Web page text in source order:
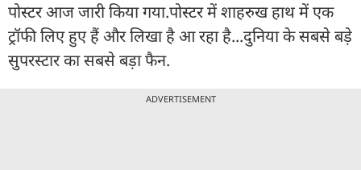
पोस्टर आज जारी किया गया.पोस्टर में शाहरुख हाथ में एक
ट्रॉफी लिए हुए हैं और लिखा है आ रहा है...दुनिया के सबसे बड़े
सुपरस्टार का सबसे बड़ा फैन.
ADVERTISEMENT